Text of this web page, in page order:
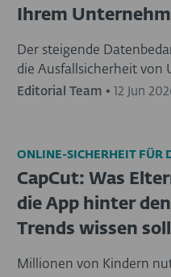
Ihrem
Der steigende
die Ausfallsicherheit von
Editorial Team • 12 Jun
ONLINE-SICHERHEIT FÜR
CapCut: Was
die App hinter
Trends wissen
Millionen von Kindern